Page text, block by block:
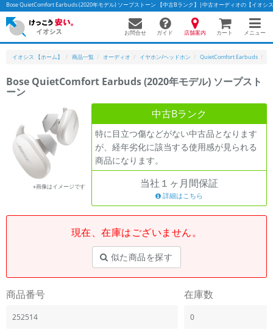
Bose QuietComfort Earbuds (2020年モデル) ソープストーン 【中古Bランク】|中古オーディオの【イオシ
お問合せ ガイド 店舗案内 カート メニュー
イオシス 【ホーム】 商品一覧 オーディオ イヤホン/ヘッドホン QuietComfort Earbuds
Bose QuietComfort Earbuds (2020年モデル) ソープスト
ーン
※画像はイメージです
中古Bランク
特に目立つ傷などがない中古品となります
が、経年劣化に該当する使用感が見られる
商品になります。
当社１ヶ月間保証
詳細はこちら
現在、在庫はございません。
似た商品を探す
商品番号
252514
在庫数
0
フリーワード
除外ワード
人気の検索ワード：Let's note
「スマートフォン」「タブレット」など
メーカー
「Apple」「SONY」「SHARP」など